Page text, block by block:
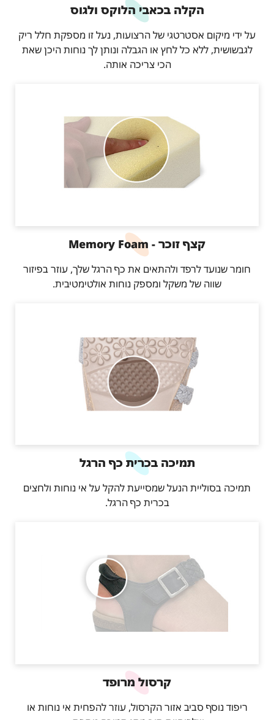
הקלה בכאבי הלוקס ולגוס
על ידי מיקום אסטרטגי של הרצועות, נעל זו מספקת חלל ריק
לגבשושית, ללא כל לחץ או הגבלה ונותן לך נוחות היכן שאת
הכי צריכה אותה.
קצף זוכר - Memory Foam
חומר שנועד לרפד ולהתאים את כף הרגל שלך, עוזר בפיזור
שווה של משקל ומספק נוחות אולטימטיבית.
תמיכה בכרית כף הרגל
תמיכה בסוליית הנעל שמסייעת להקל על אי נוחות ולחצים
בכרית כף הרגל.
קרסול מרופד
ריפוד נוסף סביב אזור הקרסול, עוזר להפחית אי נוחות או